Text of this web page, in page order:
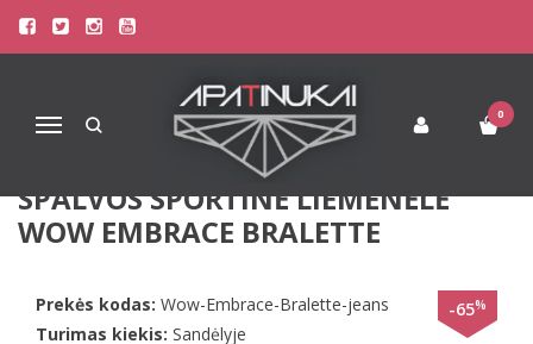
Navigacija
0
Pagrindinis Liemenėlės
Triumph Liemenėlės
SLOGGI XS(34) DYDŽIO DŽINSO
SPALVOS SPORTINĖ LIEMENĖLĖ
WOW EMBRACE BRALETTE
-65%
Prekės kodas: Wow-Embrace-Bralette-jeans
Turimas kiekis: Sandėlyje